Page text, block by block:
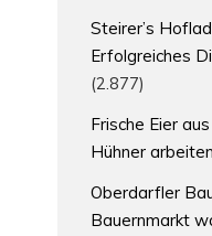
Steirer’s
Erfolgreiches
(2.877)
Frische Eier
Hühner
Oberdarfler
Bauernmarkt